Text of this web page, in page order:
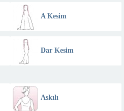
A Kesim
Dar Kesim
Askılı